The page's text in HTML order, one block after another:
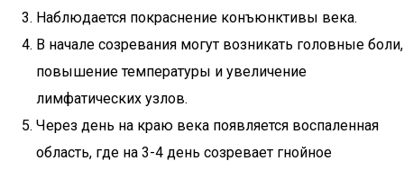
Наблюдается покраснение конъюнктивы века.
В начале созревания могут возникать головные боли,
повышение температуры и увеличение
лимфатических узлов.
Через день на краю века появляется воспаленная
область, где на 3-4 день созревает гнойное